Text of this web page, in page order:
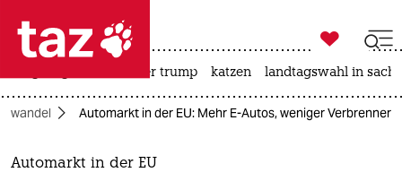
 taz zahl ich
taz zahl ich
themen

taz zahl ich
usa unter trump katzen landtagswahl in
Automarkt in der EU: Mehr E-Autos, weniger Verbrenner
Automarkt in der EU